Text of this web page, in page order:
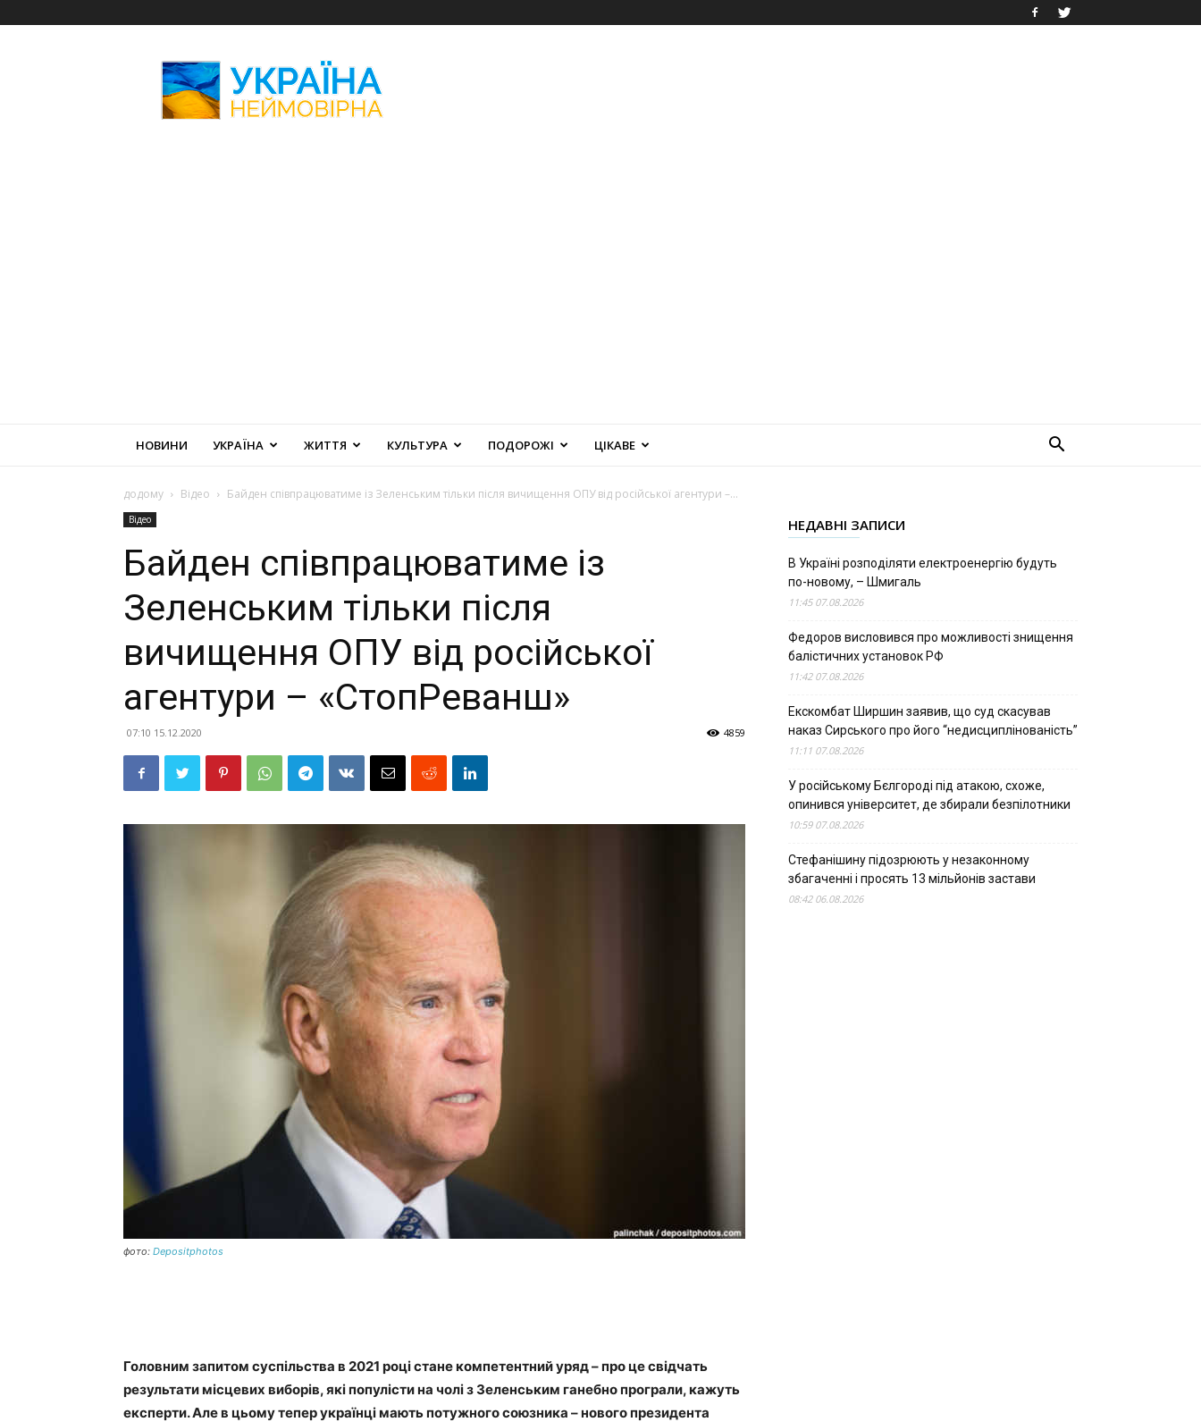
Неймовірна
НОВИНИ УКРАЇНА ЖИТТЯ КУЛЬТУРА ПОДОРОЖІ ЦІКАВЕ
додому Відео Байден співпрацюватиме із Зеленським тільки після вичищення ОПУ від російської агентури –...
Відео
Байден співпрацюватиме із
Зеленським тільки після
вичищення ОПУ від російської
агентури – «СтопРеванш»
07:10 15.12.2020 4859
фото: Depositphotos
Головним запитом суспільства в 2021 році стане компетентний уряд – про це свідчать
результати місцевих виборів, які популісти на чолі з Зеленським ганебно програли, кажуть
експерти. Але в цьому тепер українці мають потужного союзника – нового президента
НЕДАВНІ ЗАПИСИ
В Україні розподіляти електроенергію будуть
по-новому, – Шмигаль
11:45 07.08.2026
Федоров висловився про можливості знищення
балістичних установок РФ
11:42 07.08.2026
Екскомбат Ширшин заявив, що суд скасував
наказ Сирського про його “недисциплінованість”
11:11 07.08.2026
У російському Бєлгороді під атакою, схоже,
опинився університет, де збирали безпілотники
10:59 07.08.2026
Стефанішину підозрюють у незаконному
збагаченні і просять 13 мільйонів застави
08:42 06.08.2026